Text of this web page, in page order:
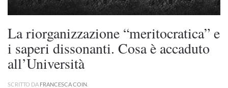
La riorganizzazione “meritocratica” e
i saperi dissonanti. Cosa è accaduto
all’Università
SCRITTO DA FRANCESCA COIN